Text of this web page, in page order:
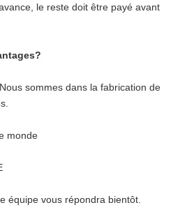
le reste doit être payé avant
sommes dans la fabrication de
monde
équipe vous répondra bientôt.